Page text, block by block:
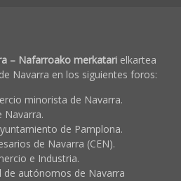
– Nafarroako merkatarielkartea
Navarra en los siguientes foros:
minorista de Navarra.
Navarra.
de Pamplona.
de Navarra (CEN).
e Industria.
autónomos de Navarra